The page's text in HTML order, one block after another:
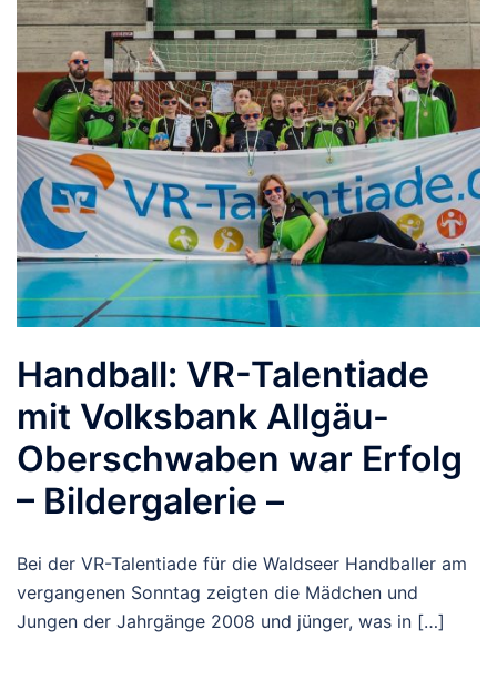
Handball: VR-Talentiade
mit Volksbank Allgäu-
Oberschwaben war Erfolg
– Bildergalerie –
Bei der VR-Talentiade für die Waldseer Handballer am
vergangenen Sonntag zeigten die Mädchen und
Jungen der Jahrgänge 2008 und jünger, was in […]